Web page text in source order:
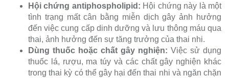
Hội chứng antiphospholipid: Hội chứng này là một
tình trạng mất cân bằng miễn dịch gây ảnh hưởng
đến việc cung cấp dinh dưỡng và lưu thông máu qua
thai, ảnh hưởng đến sự tăng trưởng của thai nhi.
Dùng thuốc hoặc chất gây nghiện: Việc sử dụng
thuốc lá, rượu, ma túy và các chất gây nghiện khác
trong thai kỳ có thể gây hại đến thai nhi và ngăn chặn